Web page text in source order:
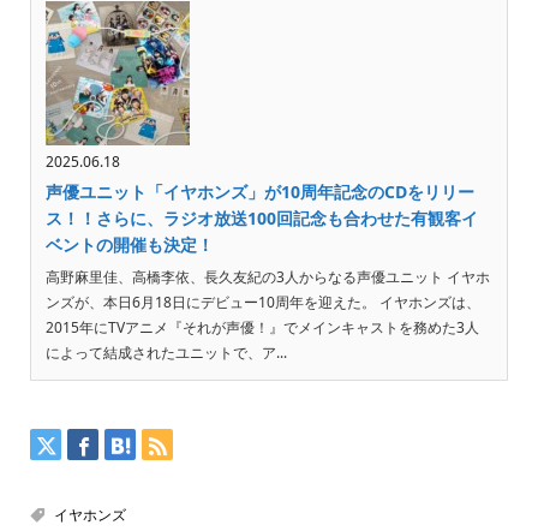
2025.06.18
声優ユニット「イヤホンズ」が10周年記念のCDをリリー
ス！！さらに、ラジオ放送100回記念も合わせた有観客イ
ベントの開催も決定！
高野麻里佳、高橋李依、長久友紀の3人からなる声優ユニット イヤホ
ンズが、本日6月18日にデビュー10周年を迎えた。 イヤホンズは、
2015年にTVアニメ『それが声優！』でメインキャストを務めた3人
によって結成されたユニットで、ア...
イヤホンズ